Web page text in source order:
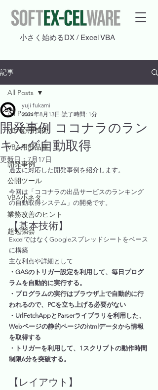
​小さく始めるDX / Excel VBA
記事
All Posts
VBA応用技術
VBA用部品庫
開発事例
公開ツール
VBA小ネタ
業務改善のヒント
超勉強会
All Posts
開発事例 ココナラのラン
キング自動取得
yuji fukami
2024年8月13日 読了時間: 1分
更新日：7月17日
過去に対応した開発事例を紹介します。
今回は「ココナラの出品サービスのランキング
の自動取得システム」の開発です。
【基本技術】
ExcelではなくGoogleスプレッドシートをベース
に構築
主な利点や詳細として
・GASのトリガー設定を利用して、毎日プログ
ラムを自動的に実行する。
・プログラムの実行はブラウザ上で自動的に行
われるので、PCを立ち上げる必要がない
・UrlFetchAppとParserライブラリを利用した、
Webページの静的ページのhtmlデータから情報
を取得する
・トリガーを利用して、1スクリプトの動作時間
制限6分を突破する。
【レイアウト】